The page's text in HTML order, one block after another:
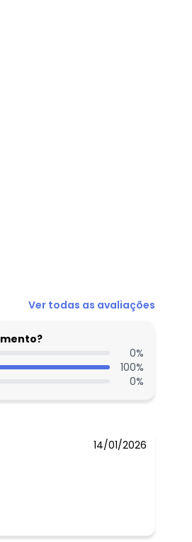
Ver todas as avaliações
0%
100%
0%
14/01/2026